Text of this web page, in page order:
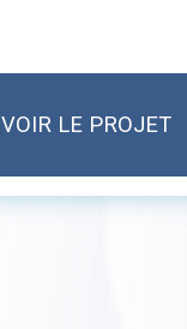
VOIR LE PROJET